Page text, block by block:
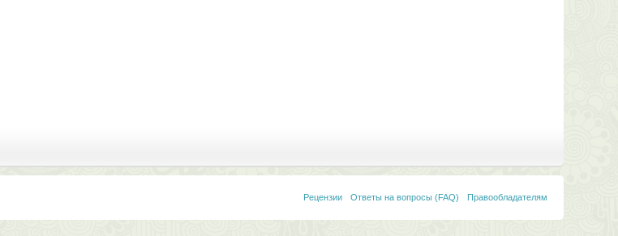
Правообладателям
Ответы на вопросы (FAQ)
Рецензии